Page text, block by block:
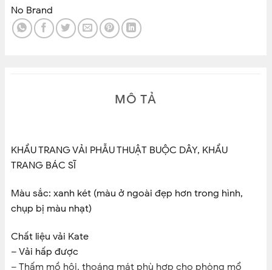
No Brand
MÔ TẢ
KHẨU TRANG VẢI PHẪU THUẬT BUỘC DÂY, KHẨU
TRANG BÁC SĨ
Màu sắc: xanh két (màu ở ngoài đẹp hơn trong hình,
chụp bị màu nhạt)
Chất liệu vải Kate
– Vải hấp được
– Thấm mồ hôi, thoáng mát phù hợp cho phòng mổ